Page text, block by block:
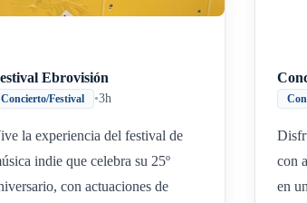
Ebrovisión
Concierto/Festival •3h
la experiencia del festival de
indie que celebra su 25º
con actuaciones de
con
en